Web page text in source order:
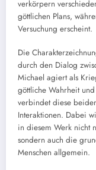
verkörpern
göttlichen Plans,
Versuchung erscheint.
Die
durch den Dialog
Michael agiert als
göttliche Wahrheit
verbindet diese
Interaktionen. Dabei
in diesem Werk nicht
sondern auch die
Menschen allgemein.